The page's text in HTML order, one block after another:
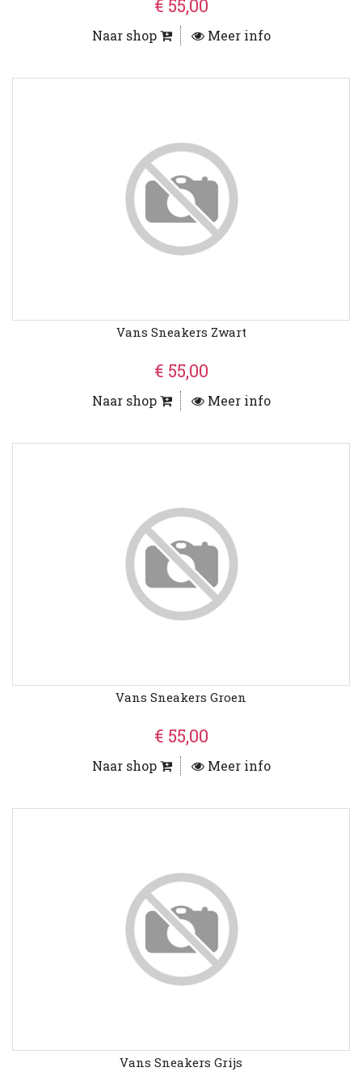
€ 55,00
Naar shop Meer info
Vans Sneakers Zwart
€ 55,00
Naar shop Meer info
Vans Sneakers Groen
€ 55,00
Naar shop Meer info
Vans Sneakers Grijs